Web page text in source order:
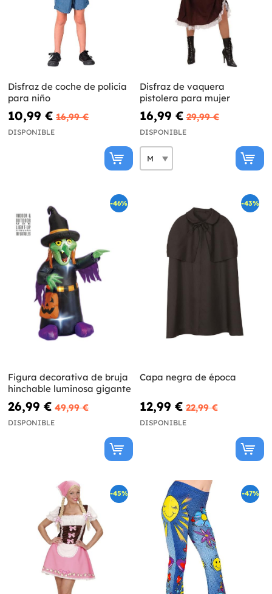
Disfraz de coche de policía
para niño
10,99 € 16,99 €
DISPONIBLE
Disfraz de vaquera
pistolera para mujer
16,99 € 29,99 €
DISPONIBLE
-46%
Figura decorativa de bruja
hinchable luminosa gigante
26,99 € 49,99 €
DISPONIBLE
-43%
Capa negra de época
12,99 € 22,99 €
DISPONIBLE
-45% -47%